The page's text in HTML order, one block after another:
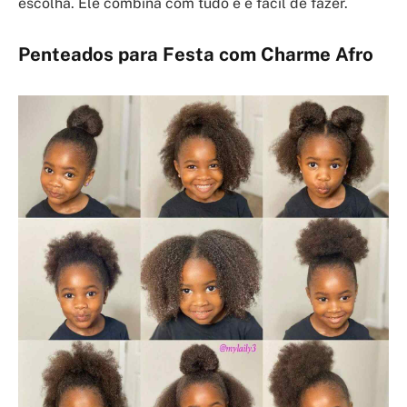
Penteados para Festa com Charme Afro